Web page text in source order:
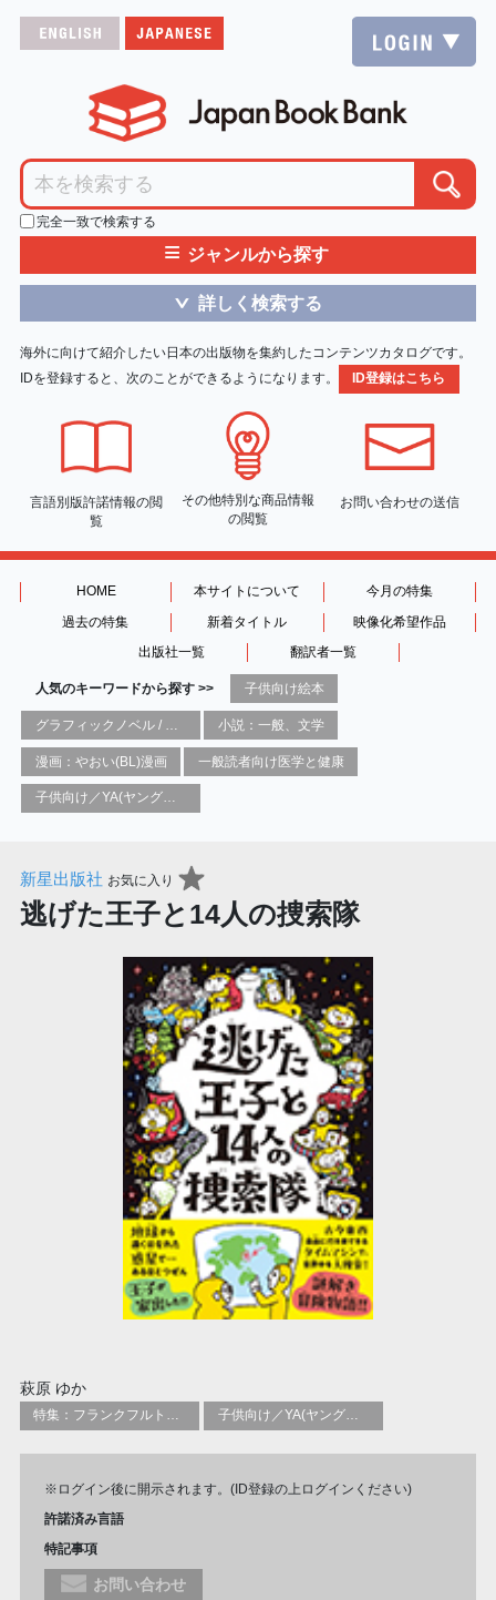
完全一致で検索する
≡ ジャンルから探す
＞ 詳しく検索する
海外に向けて紹介したい日本の出版物を集約したコンテンツカタログです。
IDを登録すると、次のことができるようになります。
ID登録はこちら
言語別版許諾情報の閲
覧
その他特別な商品情報
の閲覧
お問い合わせの送信
HOME 本サイトについて
今月の特集
過去の特集
新着タイトル
映像化希望作品
出版社一覧
翻訳者一覧
人気のキーワードから探す >> 子供向け絵本
小説：一般、文学
漫画：やおい(BL)漫画 一般読者向け医学と健康
子供向け／YA(ヤングアダルト)向け一般：芸術&芸術家
新星出版社 お気に入り
逃げた王子と14人の捜索隊
萩原 ゆか
特集：フランクフルト2025 子供向け／YA(ヤングアダルト)向けの詩、アンソロジー(選集)、年譜
※ログイン後に開示されます。(ID登録の上ログインください)
許諾済み言語
特記事項
お問い合わせ